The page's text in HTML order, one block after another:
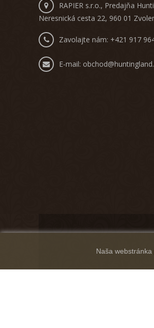
RAPIER s.r.o., Predajňa
Neresnická cesta 22, 960 01
Zavolajte nám: +421 917
E-mail:
Naša